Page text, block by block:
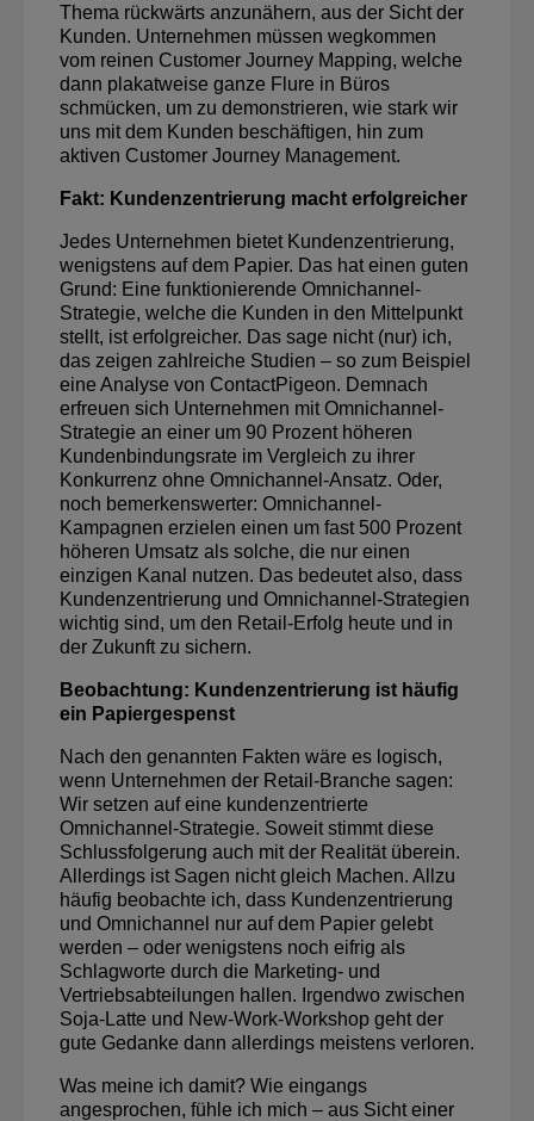
Thema rückwärts anzunähern, aus der Sicht der
Kunden. Unternehmen müssen wegkommen
vom reinen Customer Journey Mapping, welche
dann plakatweise ganze Flure in Büros
schmücken, um zu demonstrieren, wie stark wir
uns mit dem Kunden beschäftigen, hin zum
aktiven Customer Journey Management.
Fakt: Kundenzentrierung macht erfolgreicher
Jedes Unternehmen bietet Kundenzentrierung,
wenigstens auf dem Papier. Das hat einen guten
Grund: Eine funktionierende Omnichannel-
Strategie, welche die Kunden in den Mittelpunkt
stellt, ist erfolgreicher. Das sage nicht (nur) ich,
das zeigen zahlreiche Studien – so zum Beispiel
eine Analyse von ContactPigeon. Demnach
erfreuen sich Unternehmen mit Omnichannel-
Strategie an einer um 90 Prozent höheren
Kundenbindungsrate im Vergleich zu ihrer
Konkurrenz ohne Omnichannel-Ansatz. Oder,
noch bemerkenswerter: Omnichannel-
Kampagnen erzielen einen um fast 500 Prozent
höheren Umsatz als solche, die nur einen
einzigen Kanal nutzen. Das bedeutet also, dass
Kundenzentrierung und Omnichannel-Strategien
wichtig sind, um den Retail-Erfolg heute und in
der Zukunft zu sichern.
Beobachtung: Kundenzentrierung ist häufig
ein Papiergespenst
Nach den genannten Fakten wäre es logisch,
wenn Unternehmen der Retail-Branche sagen:
Wir setzen auf eine kundenzentrierte
Omnichannel-Strategie. Soweit stimmt diese
Schlussfolgerung auch mit der Realität überein.
Allerdings ist Sagen nicht gleich Machen. Allzu
häufig beobachte ich, dass Kundenzentrierung
und Omnichannel nur auf dem Papier gelebt
werden – oder wenigstens noch eifrig als
Schlagworte durch die Marketing- und
Vertriebsabteilungen hallen. Irgendwo zwischen
Soja-Latte und New-Work-Workshop geht der
gute Gedanke dann allerdings meistens verloren.
Was meine ich damit? Wie eingangs
angesprochen, fühle ich mich – aus Sicht einer